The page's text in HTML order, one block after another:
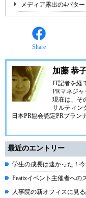
メディア露出の4パタ
Share
加藤 恭
IT記者を経
PRマネジャ
現在は、そ
サルティン
日本PR協会認定PRプラン
最近のエントリー
学生の成長は速かった！
Peatixイベント主催者への
人事院の新オフィスに見